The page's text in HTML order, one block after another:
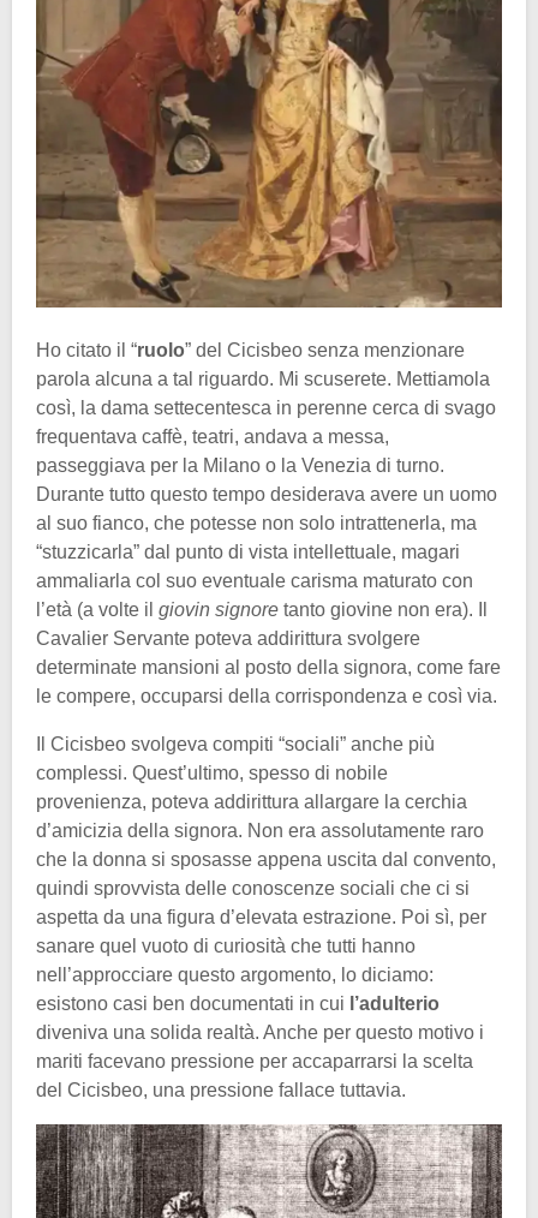
Ho citato il “ruolo” del Cicisbeo senza menzionare
parola alcuna a tal riguardo. Mi scuserete. Mettiamola
così, la dama settecentesca in perenne cerca di svago
frequentava caffè, teatri, andava a messa,
passeggiava per la Milano o la Venezia di turno.
Durante tutto questo tempo desiderava avere un uomo
al suo fianco, che potesse non solo intrattenerla, ma
“stuzzicarla” dal punto di vista intellettuale, magari
ammaliarla col suo eventuale carisma maturato con
l’età (a volte il giovin signore tanto giovine non era). Il
Cavalier Servante poteva addirittura svolgere
determinate mansioni al posto della signora, come fare
le compere, occuparsi della corrispondenza e così via.
Il Cicisbeo svolgeva compiti “sociali” anche più
complessi. Quest’ultimo, spesso di nobile
provenienza, poteva addirittura allargare la cerchia
d’amicizia della signora. Non era assolutamente raro
che la donna si sposasse appena uscita dal convento,
quindi sprovvista delle conoscenze sociali che ci si
aspetta da una figura d’elevata estrazione. Poi sì, per
sanare quel vuoto di curiosità che tutti hanno
nell’approcciare questo argomento, lo diciamo:
esistono casi ben documentati in cui l’adulterio
diveniva una solida realtà. Anche per questo motivo i
mariti facevano pressione per accaparrarsi la scelta
del Cicisbeo, una pressione fallace tuttavia.